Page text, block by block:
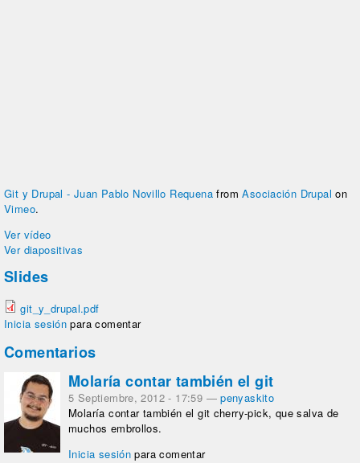
Git y Drupal - Juan Pablo Novillo Requena fromAsociación Drupal on
Vimeo.
Ver vídeo
Ver diapositivas
Slides
git_y_drupal.pdf
Inicia sesión para comentar
Comentarios
Molaría contar también el git
5 Septiembre, 2012 - 17:59 —penyaskito
Molaría contar también el git cherry-pick, que salva de
muchos embrollos.
Inicia sesión para comentar